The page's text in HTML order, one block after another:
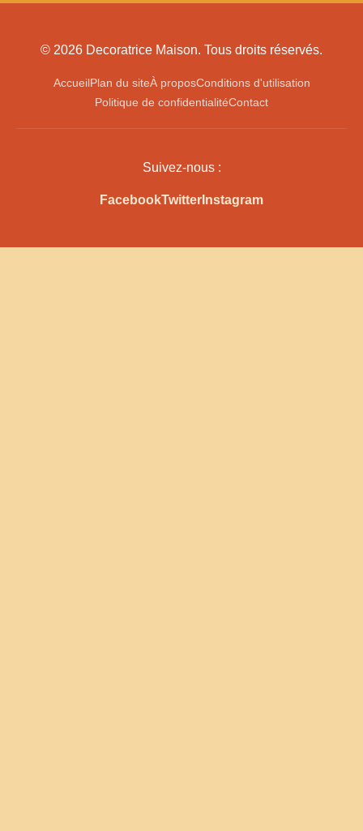
© 2026 Decoratrice Maison. Tous droits réservés.
AccueilPlan du siteÀ proposConditions d'utilisation
Politique de confidentialitéContact
Suivez-nous :
FacebookTwitter Instagram